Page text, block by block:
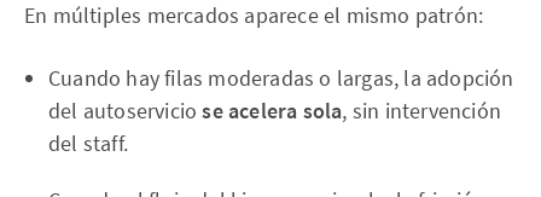
En múltiples mercados aparece el mismo patrón:
Cuando hay filas moderadas o largas, la adopción
del autoserviciose acelera sola, sin intervención
del staff.